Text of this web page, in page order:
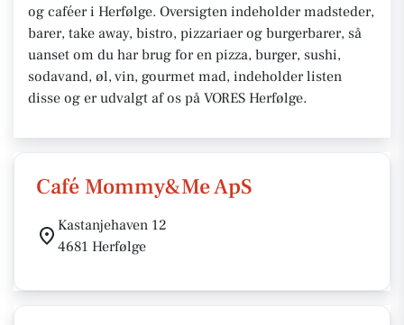
og caféer i Herfølge. Oversigten indeholder madsteder,
barer, take away, bistro, pizzariaer og burgerbarer, så
uanset om du har brug for en pizza, burger, sushi,
sodavand, øl, vin, gourmet mad, indeholder listen
disse og er udvalgt af os på VORES Herfølge.
Café Mommy&Me ApS
Kastanjehaven 12
4681 Herfølge